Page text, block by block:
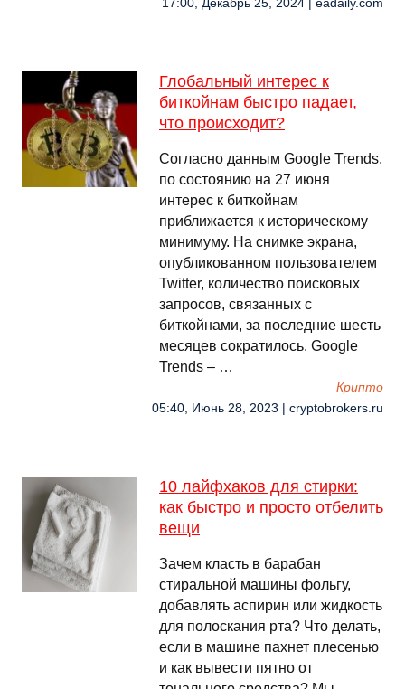
17:00, Декабрь 25, 2024 | eadaily.com
Глобальный интерес к
биткойнам быстро падает,
что происходит?
Согласно данным Google Trends,
по состоянию на 27 июня
интерес к биткойнам
приближается к историческому
минимуму. На снимке экрана,
опубликованном пользователем
Twitter, количество поисковых
запросов, связанных с
биткойнами, за последние шесть
месяцев сократилось. Google
Trends – …
Крипто
05:40, Июнь 28, 2023 | cryptobrokers.ru
10 лайфхаков для стирки:
как быстро и просто отбелить
вещи
Зачем класть в барабан
стиральной машины фольгу,
добавлять аспирин или жидкость
для полоскания рта? Что делать,
если в машине пахнет плесенью
и как вывести пятно от